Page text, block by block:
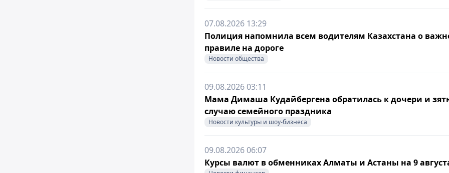
07.08.2026 13:29
Полиция напомнила всем водителям Казахстана о
правиле на дороге
Новости общества
09.08.2026 03:11
Мама Димаша Кудайбергена обратилась к дочери и
случаю семейного праздника
Новости культуры и шоу-бизнеса
09.08.2026 06:07
Курсы валют в обменниках Алматы и Астаны на 9